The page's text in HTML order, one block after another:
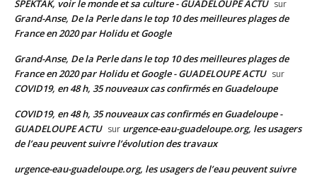
SPEKTAK, voir le monde et sa culture - GUADELOUPE ACTU sur
Grand-Anse, De la Perle dans le top 10 des meilleures plages de
France en 2020 par Holidu et Google
Grand-Anse, De la Perle dans le top 10 des meilleures plages de
France en 2020 par Holidu et Google - GUADELOUPE ACTU sur
COVID19, en 48 h, 35 nouveaux cas confirmés en Guadeloupe
COVID19, en 48 h, 35 nouveaux cas confirmés en Guadeloupe -
GUADELOUPE ACTU sur urgence-eau-guadeloupe.org, les usagers
de l’eau peuvent suivre l’évolution des travaux
urgence-eau-guadeloupe.org, les usagers de l’eau peuvent suivre